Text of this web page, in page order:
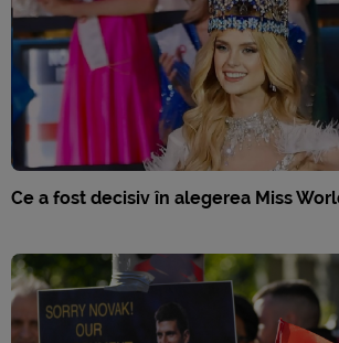
Ce a fost decisiv în alegerea Miss